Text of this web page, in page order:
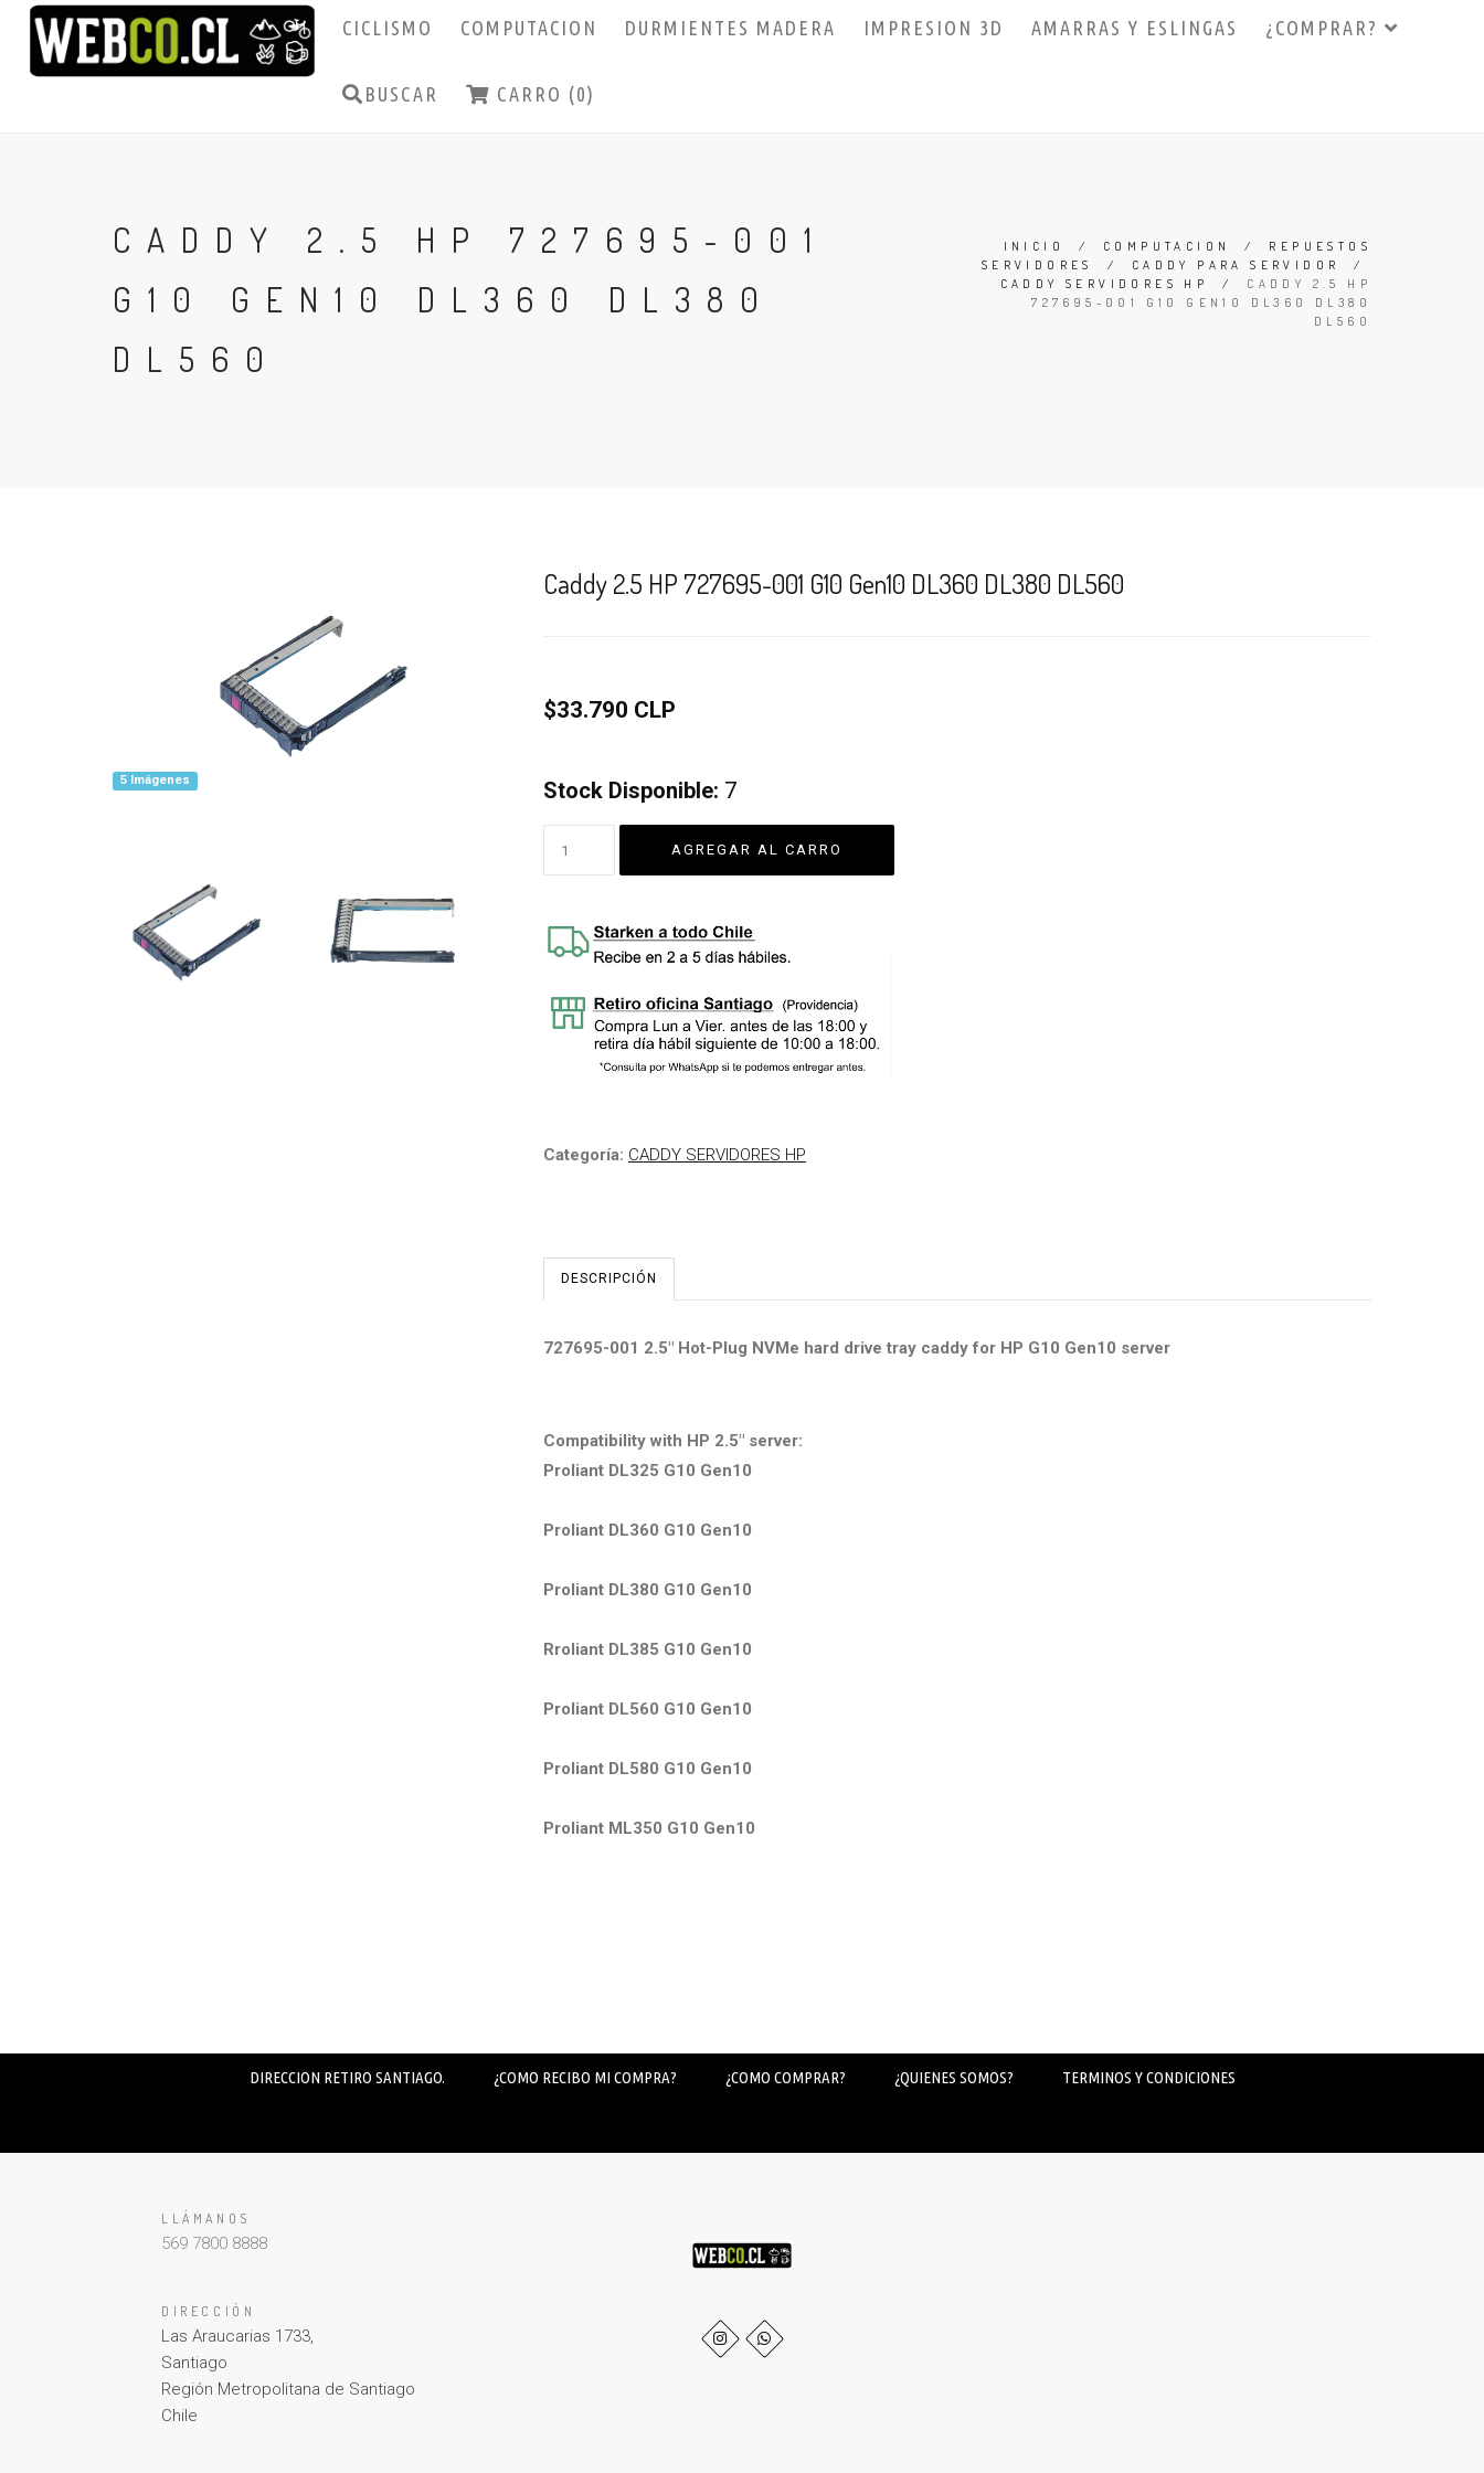
CICLISMO COMPUTACION DURMIENTES MADERA IMPRESION 3D AMARRAS Y ESLINGAS ¿COMPRAR?
BUSCAR CARRO (0)
CADDY 2.5 HP 727695-001
G10 GEN10 DL360 DL380
DL560
INICIO / COMPUTACION / REPUESTOS
SERVIDORES
/ CADDY PARA SERVIDOR
/
CADDY SERVIDORES HP
/ CADDY 2.5 HP
727695-001 G10 GEN10 DL360 DL380
DL560
5 Imágenes
Caddy 2.5 HP 727695-001 G10 Gen10 DL360 DL380 DL560
$33.790 CLP
Stock Disponible: 7
Categoría: CADDY SERVIDORES HP
DESCRIPCIÓN
727695-001 2.5" Hot-Plug NVMe hard drive tray caddy for HP G10 Gen10 server
Compatibility with HP 2.5" server:
Proliant DL325 G10 Gen10
Proliant DL360 G10 Gen10
Proliant DL380 G10 Gen10
Rroliant DL385 G10 Gen10
Proliant DL560 G10 Gen10
Proliant DL580 G10 Gen10
Proliant ML350 G10 Gen10
DIRECCION RETIRO SANTIAGO. ¿COMO RECIBO MI COMPRA? ¿COMO COMPRAR? ¿QUIENES SOMOS? TERMINOS Y CONDICIONES
LLÁMANOS
569 7800 8888
DIRECCIÓN
Las Araucarias 1733,
Santiago
Región Metropolitana de Santiago
Chile